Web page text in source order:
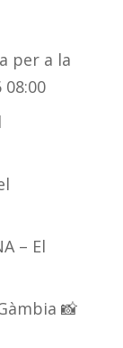
per a la
08:00
– El
📸